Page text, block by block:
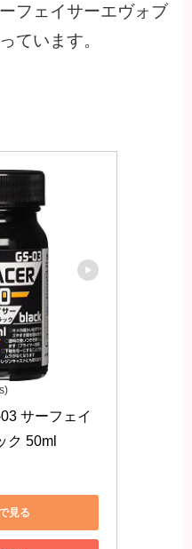
フェイサーエヴォブ
ています。
サーフェイ
ク 50ml
見る